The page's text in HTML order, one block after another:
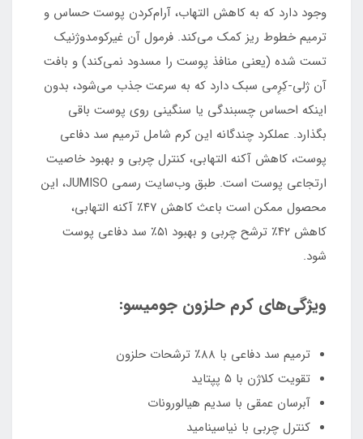
وجود دارد که به کاهش التهاب، آرام‌کردن پوست حساس و
ترمیم خطوط ریز کمک می‌کند. فرمول آن غیرکومدوژنیک
تست شده (یعنی منافذ پوست را مسدود نمی‌کند) و بافت
آن ژلی-کِرِمی سبک دارد که به سرعت جذب می‌شود، بدون
اینکه احساس چسبندگی یا سنگینی روی پوست باقی
بگذارد. عملکرد چندگانه این کرم شامل ترمیم سد دفاعی
پوست، کاهش آکنه التهابی، کنترل چربی و بهبود خاصیت
ارتجاعی پوست است. طبق وب‌سایت رسمی JUMISO، این
محصول ممکن است باعث کاهش ۴۷٪ آکنه التهابی،
کاهش ۴۲٪ ترشح چربی و بهبود ۵۱٪ سد دفاعی پوست
شود.
ویژگی‌های کرم حلزون جومیسو:
ترمیم سد دفاعی با ۸۸٪ ترشحات حلزون
تقویت کلاژن با ۵ پپتاید
آبرسان عمقی با سدیم هیالورونات
کنترل چربی با نیاسینامید